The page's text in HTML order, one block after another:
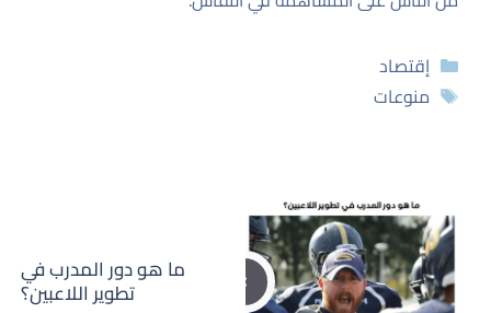
التصنيفات
إقتصاد
الوسوم
منوعات
ما هو دور المدرب في
تطوير اللاعبين؟